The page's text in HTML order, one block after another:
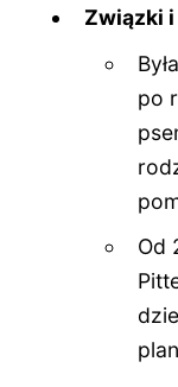
Związki
po
Od